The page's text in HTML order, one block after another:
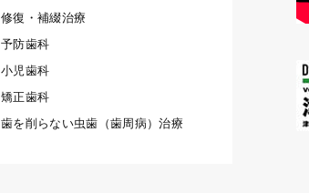
修復・補綴治療
予防歯科
小児歯科
矯正歯科
歯を削らない虫歯（歯周病）治療